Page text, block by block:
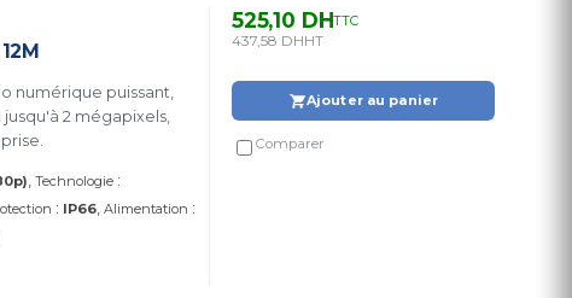
numérique puissant,
2 mégapixels,
Technologie :
: IP66 Alimentation :
525,10 DHTTC
437,58 DHHT
Ajouter au panier
Comparer